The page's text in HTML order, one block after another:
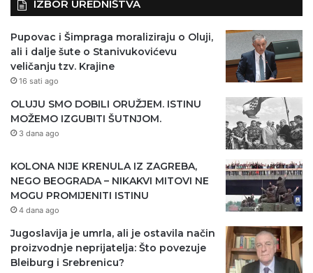
IZBOR UREDNIŠTVA
Pupovac i Šimpraga moraliziraju o Oluji,
ali i dalje šute o Stanivukovićevu
veličanju tzv. Krajine
16 sati ago
OLUJU SMO DOBILI ORUŽJEM. ISTINU
MOŽEMO IZGUBITI ŠUTNJOM.
3 dana ago
KOLONA NIJE KRENULA IZ ZAGREBA,
NEGO BEOGRADA – NIKAKVI MITOVI NE
MOGU PROMIJENITI ISTINU
4 dana ago
Jugoslavija je umrla, ali je ostavila način
proizvodnje neprijatelja: Što povezuje
Bleiburg i Srebrenicu?